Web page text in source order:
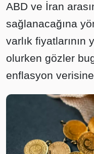
ABD ve İran
sağlanacağına
varlık
olurken gözler
enflasyon